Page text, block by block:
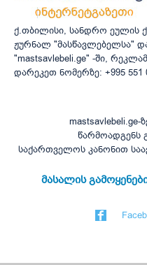
ქ.თბილისი, სანდრო ეულის ქ.
ჟურნალ "მასწავლებელსა"
"mastsavlebeli.ge" -ში,
დარეკეთ ნომერზე: +995 551
წარმოადგენს
საქართველოს კანონით
მასალის